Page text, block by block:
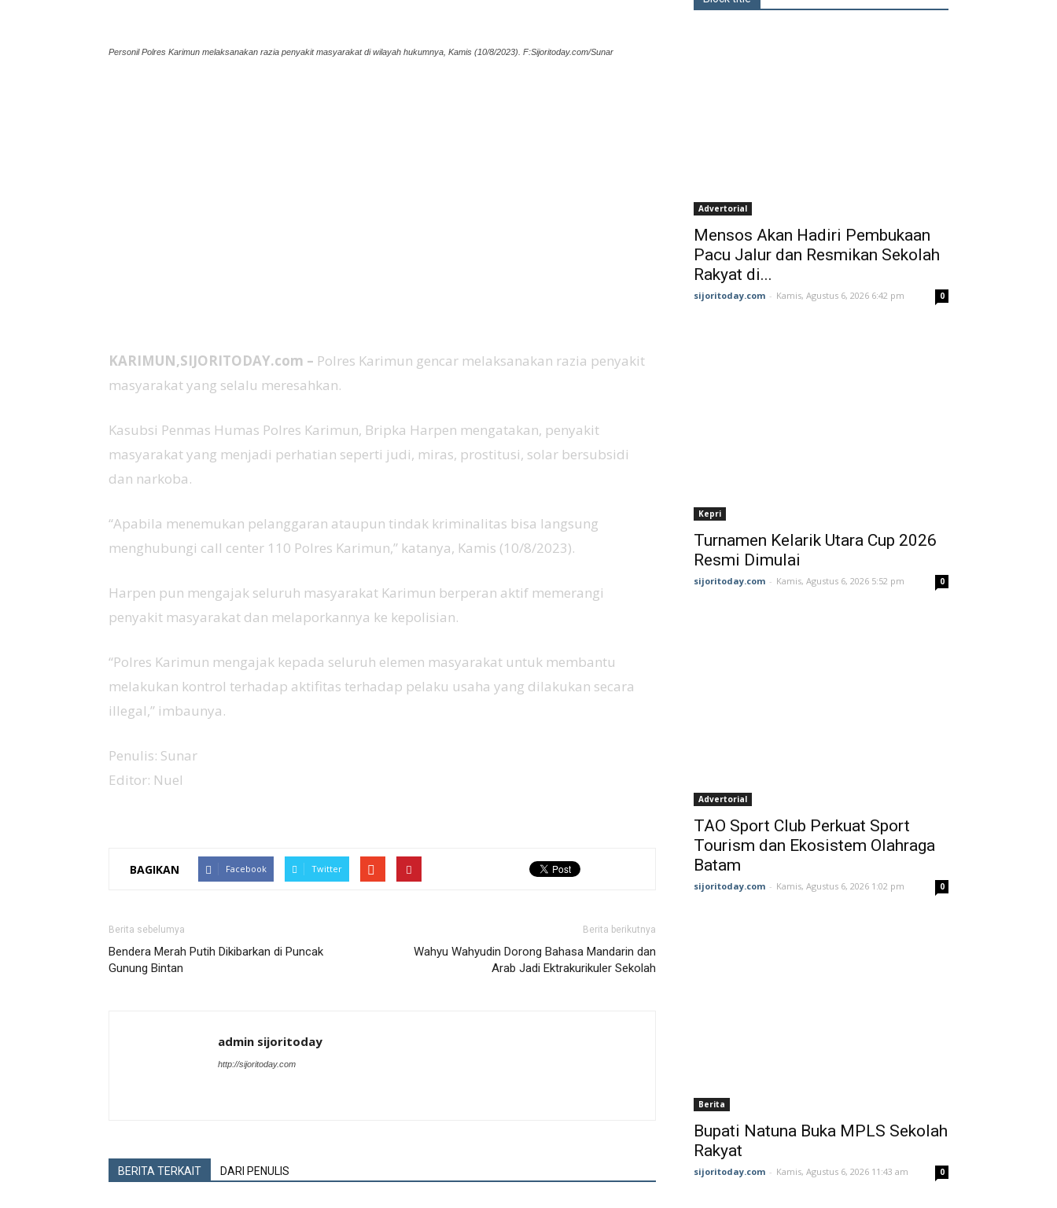
Personil Polres Karimun melaksanakan razia penyakit masyarakat di wilayah hukumnya, Kamis (10/8/2023). F:Sijoritoday.com/Sunar
KARIMUN,SIJORITODAY.com – Polres Karimun gencar melaksanakan razia penyakit
masyarakat yang selalu meresahkan.
Kasubsi Penmas Humas Polres Karimun, Bripka Harpen mengatakan, penyakit
masyarakat yang menjadi perhatian seperti judi, miras, prostitusi, solar bersubsidi
dan narkoba.
“Apabila menemukan pelanggaran ataupun tindak kriminalitas bisa langsung
menghubungi call center 110 Polres Karimun,” katanya, Kamis (10/8/2023).
Harpen pun mengajak seluruh masyarakat Karimun berperan aktif memerangi
penyakit masyarakat dan melaporkannya ke kepolisian.
“Polres Karimun mengajak kepada seluruh elemen masyarakat untuk membantu
melakukan kontrol terhadap aktifitas terhadap pelaku usaha yang dilakukan secara
illegal,” imbaunya.
Penulis: Sunar
Editor: Nuel
BAGIKAN Facebook Twitter
Berita sebelumya
Bendera Merah Putih Dikibarkan di Puncak
Gunung Bintan
Berita berikutnya
Wahyu Wahyudin Dorong Bahasa Mandarin dan
Arab Jadi Ektrakurikuler Sekolah
admin sijoritoday
http://sijoritoday.com
BERITA TERKAIT DARI PENULIS
Advertorial
Mensos Akan Hadiri Pembukaan
Pacu Jalur dan Resmikan Sekolah
Rakyat di...
sijoritoday.com - Kamis, Agustus 6, 2026 6:42 pm 0
Kepri
Turnamen Kelarik Utara Cup 2026
Resmi Dimulai
sijoritoday.com - Kamis, Agustus 6, 2026 5:52 pm 0
Advertorial
TAO Sport Club Perkuat Sport
Tourism dan Ekosistem Olahraga
Batam
sijoritoday.com - Kamis, Agustus 6, 2026 1:02 pm 0
Berita
Bupati Natuna Buka MPLS Sekolah
Rakyat
sijoritoday.com - Kamis, Agustus 6, 2026 11:43 am 0